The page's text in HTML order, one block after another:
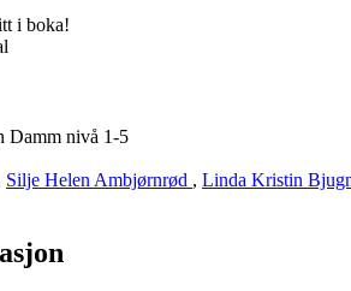
i boka!
Damm nivå 1-5
Silje Helen Ambjørnrød , Linda Kristin